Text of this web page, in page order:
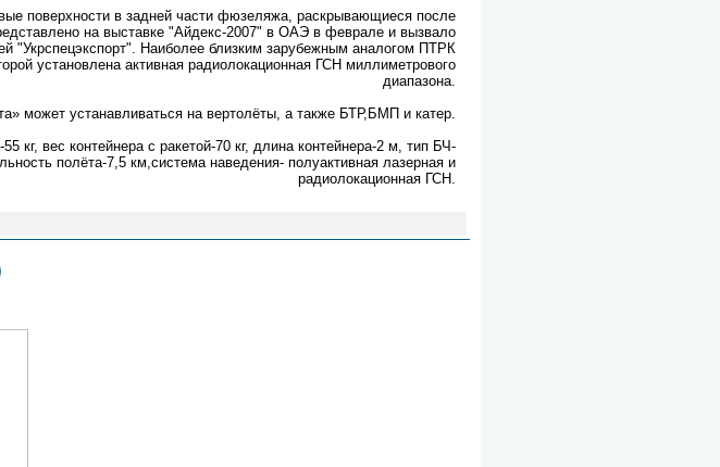
поверхности в задней части фюзеляжа, раскрывающиеся после
на выставке "Айдекс-2007" в ОАЭ в феврале и вызвало
"Укрспецэкспорт". Наиболее близким зарубежным аналогом ПТРК
установлена активная радиолокационная ГСН миллиметрового
диапазона.
может устанавливаться на вертолёты, а также БТР,БМП и катер.
кг, вес контейнера с ракетой-70 кг, длина контейнера-2 м, тип БЧ-
полёта-7,5 км,система наведения- полуактивная лазерная и
радиолокационная ГСН.